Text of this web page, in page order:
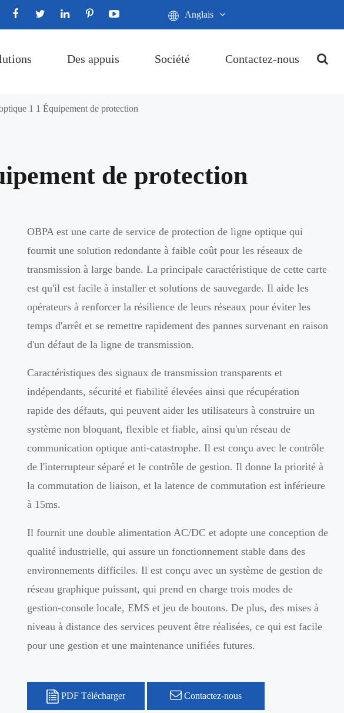
Anglais
Des appuis Société Contactez-nous
1 1 Équipement de protection
de protection
OBPA est une carte de service de protection de ligne optique qui
fournit une solution redondante à faible coût pour les réseaux de
transmission à large bande. La principale caractéristique de cette carte
est qu'il est facile à installer et solutions de sauvegarde. Il aide les
opérateurs à renforcer la résilience de leurs réseaux pour éviter les
temps d'arrêt et se remettre rapidement des pannes survenant en raison
d'un défaut de la ligne de transmission.
Caractéristiques des signaux de transmission transparents et
indépendants, sécurité et fiabilité élevées ainsi que récupération
rapide des défauts, qui peuvent aider les utilisateurs à construire un
système non bloquant, flexible et fiable, ainsi qu'un réseau de
communication optique anti-catastrophe. Il est conçu avec le contrôle
de l'interrupteur séparé et le contrôle de gestion. Il donne la priorité à
la commutation de liaison, et la latence de commutation est inférieure
à 15ms.
Il fournit une double alimentation AC/DC et adopte une conception de
qualité industrielle, qui assure un fonctionnement stable dans des
environnements difficiles. Il est conçu avec un système de gestion de
réseau graphique puissant, qui prend en charge trois modes de
gestion-console locale, EMS et jeu de boutons. De plus, des mises à
niveau à distance des services peuvent être réalisées, ce qui est facile
pour une gestion et une maintenance unifiées futures.
PDF Télécharger Contactez-nous